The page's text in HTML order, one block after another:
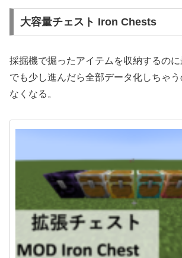
大容量チェスト Iron Chests
採掘機で掘ったアイテムを収納するのに
でも少し進んだら全部データ化しちゃ
なくなる。